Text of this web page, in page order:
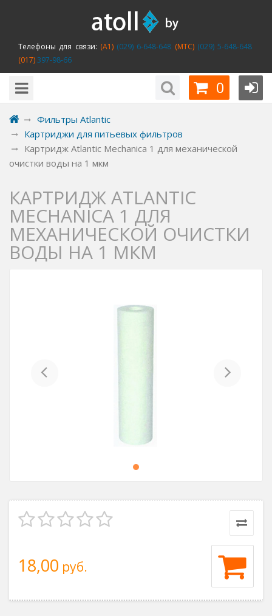
Телефоны для связи: (A1)(029) 6-648-648 (MTC)(029) 5-648-648
(017)397-98-66
0
Фильтры Atlantic
Картриджи для питьевых фильтров
Картридж Atlantic Mechanica 1 для механической
очистки воды на 1 мкм
КАРТРИДЖ ATLANTIC
MECHANICA 1 ДЛЯ
МЕХАНИЧЕСКОЙ ОЧИСТКИ
ВОДЫ НА 1 МКМ
18,00 руб.